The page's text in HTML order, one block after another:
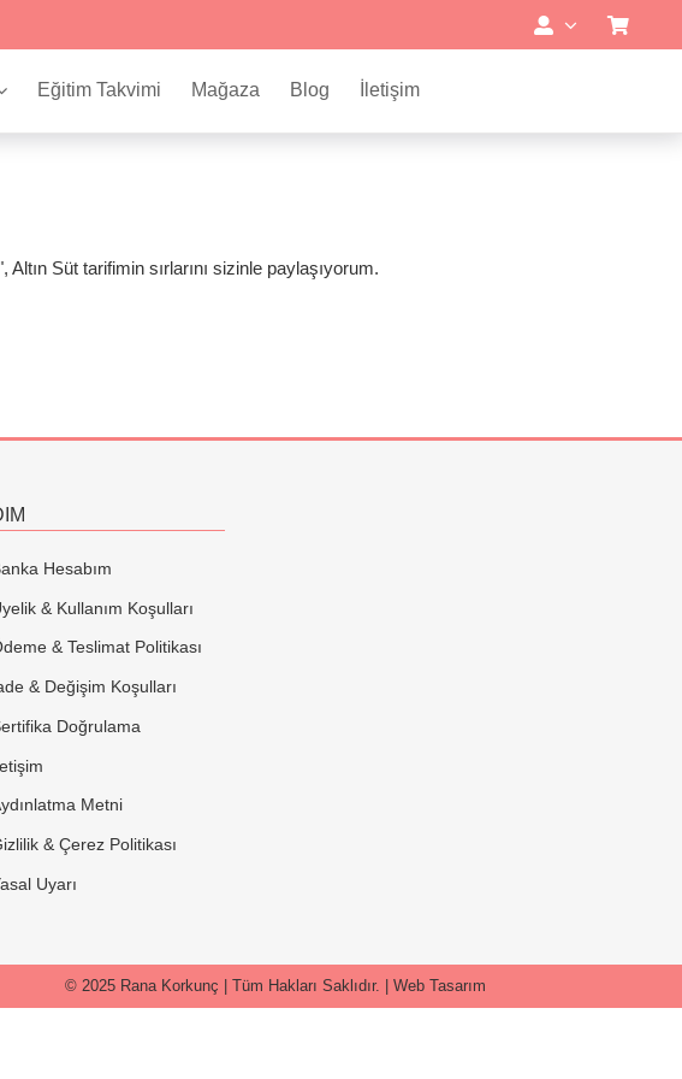
Eğitim Takvimi Mağaza Blog İletişim
Süt tarifimin sırlarını sizinle paylaşıyorum.
Hesabım
& Kullanım Koşulları
& Teslimat Politikası
& Değişim Koşulları
Doğrulama
Metni
& Çerez Politikası
Uyarı
© 2025 Rana Korkunç | Tüm Hakları Saklıdır. | Web Tasarım